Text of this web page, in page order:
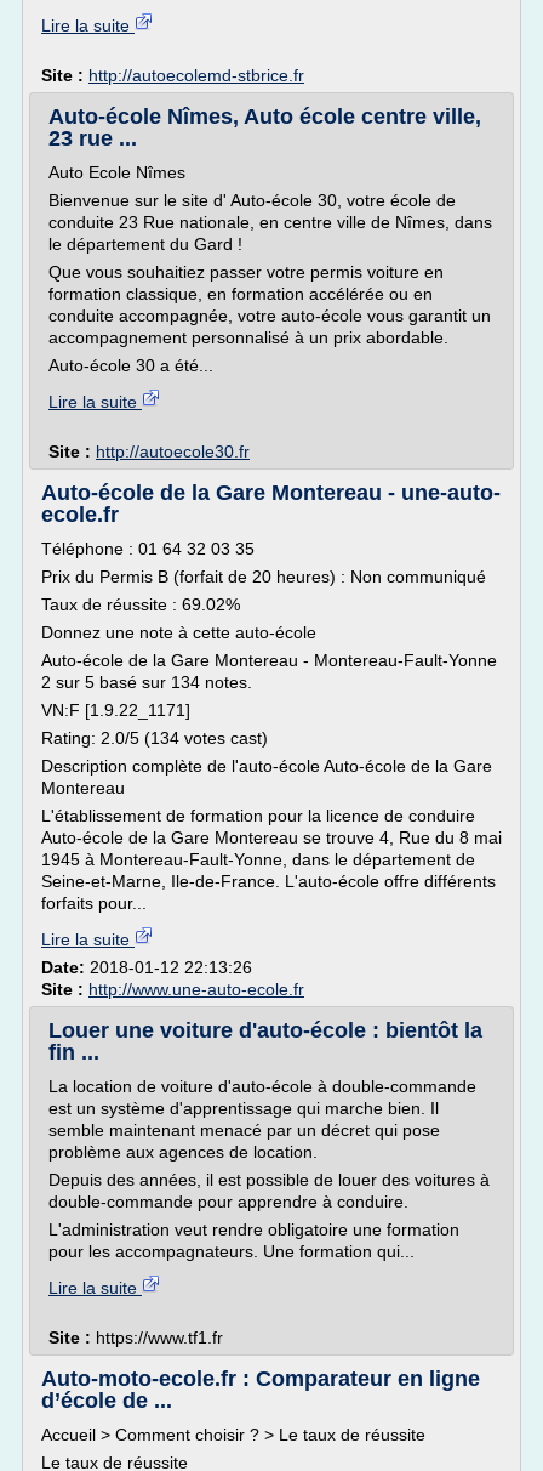
Lire la suite
Site : http://autoecolemd-stbrice.fr
Auto-école Nîmes, Auto école centre ville,
23 rue ...
Auto Ecole Nîmes
Bienvenue sur le site d' Auto-école 30, votre école de
conduite 23 Rue nationale, en centre ville de Nîmes, dans
le département du Gard !
Que vous souhaitiez passer votre permis voiture en
formation classique, en formation accélérée ou en
conduite accompagnée, votre auto-école vous garantit un
accompagnement personnalisé à un prix abordable.
Auto-école 30 a été...
Lire la suite
Site : http://autoecole30.fr
Auto-école de la Gare Montereau - une-auto-
ecole.fr
Téléphone : 01 64 32 03 35
Prix du Permis B (forfait de 20 heures) : Non communiqué
Taux de réussite : 69.02%
Donnez une note à cette auto-école
Auto-école de la Gare Montereau - Montereau-Fault-Yonne
2 sur 5 basé sur 134 notes.
VN:F [1.9.22_1171]
Rating: 2.0/5 (134 votes cast)
Description complète de l'auto-école Auto-école de la Gare
Montereau
L'établissement de formation pour la licence de conduire
Auto-école de la Gare Montereau se trouve 4, Rue du 8 mai
1945 à Montereau-Fault-Yonne, dans le département de
Seine-et-Marne, Ile-de-France. L'auto-école offre différents
forfaits pour...
Lire la suite
Date: 2018-01-12 22:13:26
Site : http://www.une-auto-ecole.fr
Louer une voiture d'auto-école : bientôt la
fin ...
La location de voiture d'auto-école à double-commande
est un système d'apprentissage qui marche bien. Il
semble maintenant menacé par un décret qui pose
problème aux agences de location.
Depuis des années, il est possible de louer des voitures à
double-commande pour apprendre à conduire.
L'administration veut rendre obligatoire une formation
pour les accompagnateurs. Une formation qui...
Lire la suite
Site : https://www.tf1.fr
Auto-moto-ecole.fr : Comparateur en ligne
d’école de ...
Accueil > Comment choisir ? > Le taux de réussite
Le taux de réussite